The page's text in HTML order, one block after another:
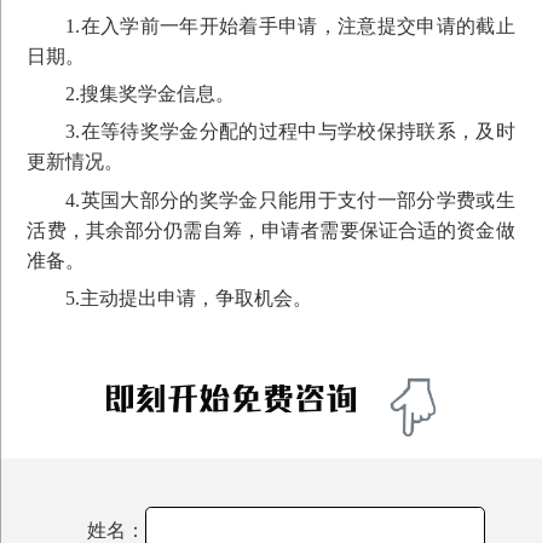
1.在入学前一年开始着手申请，注意提交申请的截止
日期。
2.搜集奖学金信息。
3.在等待奖学金分配的过程中与学校保持联系，及时
更新情况。
4.英国大部分的奖学金只能用于支付一部分学费或生
活费，其余部分仍需自筹，申请者需要保证合适的资金做
准备。
5.主动提出申请，争取机会。
姓名：